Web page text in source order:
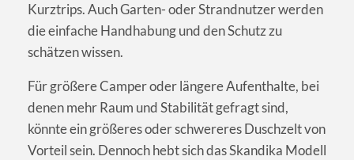
Kurztrips. Auch Garten- oder Strandnutzer werden
die einfache Handhabung und den Schutz zu
schätzen wissen.
Für größere Camper oder längere Aufenthalte, bei
denen mehr Raum und Stabilität gefragt sind,
könnte ein größeres oder schwereres Duschzelt von
Vorteil sein. Dennoch hebt sich das Skandika Modell